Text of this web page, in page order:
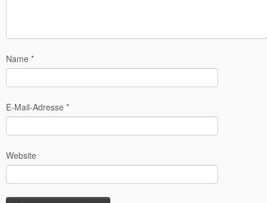
Name *
E-Mail-Adresse *
Website